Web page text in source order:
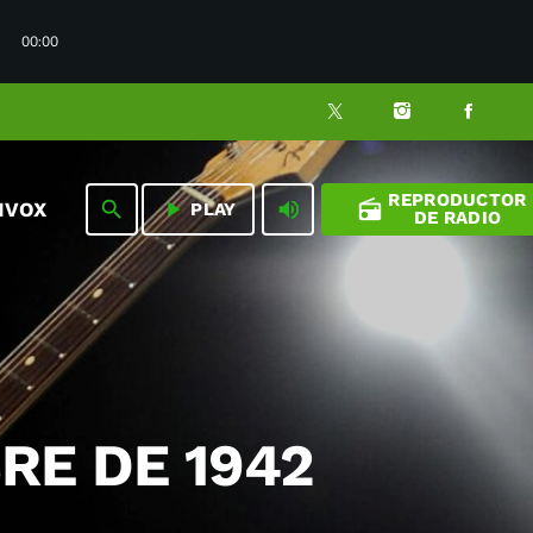
00:00
search play_arrow PLAY volume_up radio REPRODUCTOR
DE RADIO
DE 1942